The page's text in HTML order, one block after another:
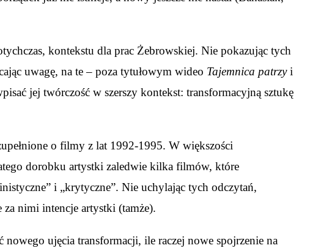
kontekstu dla prac Żebrowskiej. Nie pokazując tych
uwagę, na te – poza tytułowym wideo Tajemnica patrzyi
jej twórczość w szerszy kontekst: transformacyjną sztukę
o filmy z lat 1992-1995. W większości
dorobku artystki zaledwie kilka filmów, które
i „krytyczne”. Nie uchylając tych odczytań,
nimi intencje artystki (tamże).
ujęcia transformacji, ile raczej nowe spojrzenie na